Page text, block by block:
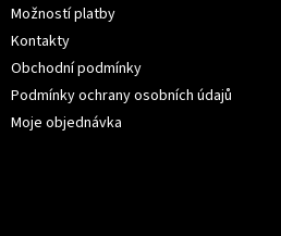
Možností platby
Kontakty
Obchodní podmínky
Podmínky ochrany osobních údajů
Moje objednávka